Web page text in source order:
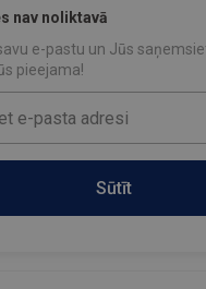
nav noliktavā
e-pastu un Jūs
pieejama!
Sūtīt